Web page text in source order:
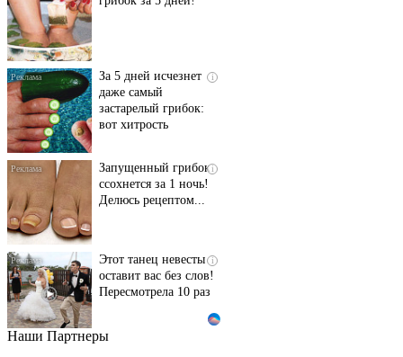
даже самый
застарелый грибок:
вот хитрость
ссохнется за 1 ночь!
Делюсь рецептом...
оставит вас без слов!
Пересмотрела 10 раз
Ролик длится пару
Наши Партнеры